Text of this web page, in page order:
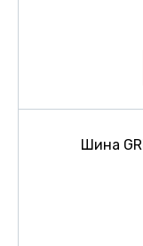
Шина